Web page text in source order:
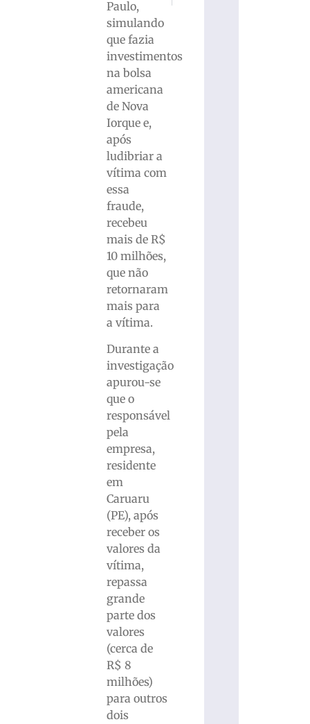
Paulo,
simulando
que fazia
investimentos
na bolsa
americana
de Nova
Iorque e,
após
ludibriar a
vítima com
essa
fraude,
recebeu
mais de R$
10 milhões,
que não
retornaram
mais para
a vítima.
Durante a
investigação
apurou-se
que o
responsável
pela
empresa,
residente
em
Caruaru
(PE), após
receber os
valores da
vítima,
repassa
grande
parte dos
valores
(cerca de
R$ 8
milhões)
para outros
dois